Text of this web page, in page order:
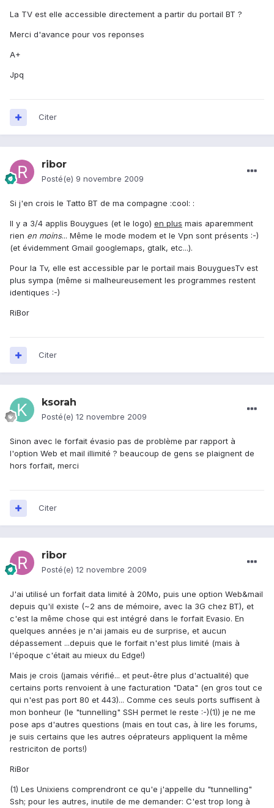
La TV est elle accessible directement a partir du portail BT ?
Merci d'avance pour vos reponses
A+
Jpq
Citer
ribor
Posté(e) 9 novembre 2009
Si j'en crois le Tatto BT de ma compagne :cool: :
Il y a 3/4 applis Bouygues (et le logo) en plus mais aparemment
rien en moins... Même le mode modem et le Vpn sont présents :-)
(et évidemment Gmail googlemaps, gtalk, etc...).
Pour la Tv, elle est accessible par le portail mais BouyguesTv est
plus sympa (même si malheureusement les programmes restent
identiques :-)
RiBor
Citer
ksorah
Posté(e) 12 novembre 2009
Sinon avec le forfait évasio pas de problème par rapport à
l'option Web et mail illimité ? beaucoup de gens se plaignent de
hors forfait, merci
Citer
ribor
Posté(e) 12 novembre 2009
J'ai utilisé un forfait data limité à 20Mo, puis une option Web&mail
depuis qu'il existe (~2 ans de mémoire, avec la 3G chez BT), et
c'est la même chose qui est intégré dans le forfait Evasio. En
quelques années je n'ai jamais eu de surprise, et aucun
dépassement ...depuis que le forfait n'est plus limité (mais à
l'époque c'était au mieux du Edge!)
Mais je crois (jamais vérifié... et peut-être plus d'actualité) que
certains ports renvoient à une facturation "Data" (en gros tout ce
qui n'est pas port 80 et 443)... Comme ces seuls ports suffisent à
mon bonheur (le "tunnelling" SSH permet le reste :-)(1)) je ne me
pose aps d'autres questions (mais en tout cas, à lire les forums,
je suis certains que les autres oéprateurs appliquent la même
restriciton de ports!)
RiBor
(1) Les Unixiens comprendront ce qu'e j'appelle du "tunnelling"
Ssh; pour les autres, inutile de me demander: C'est trop long à